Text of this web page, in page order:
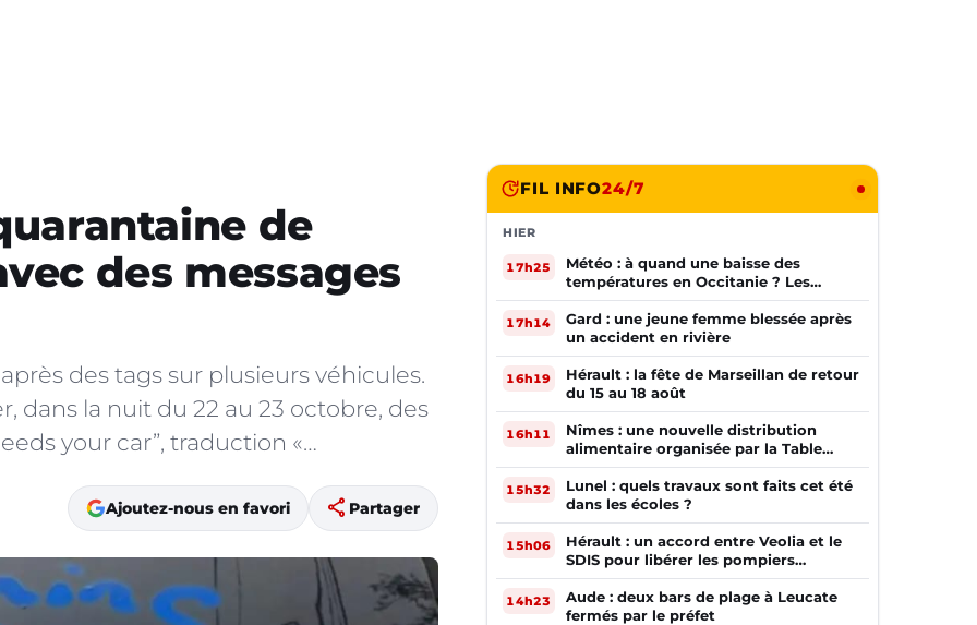
de
des messages
des tags sur plusieurs véhicules.
dans la nuit du 22 au 23 octobre, des
your car”, traduction «…
Ajoutez-nous en favori share Partager
FIL INFO24/7
HIER
17h25
Météo : à quand une baisse des
températures en Occitanie ? Les
prévisions
17h14
Gard : une jeune femme blessée après
un accident en rivière
16h19
Hérault : la fête de Marseillan de retour
du 15 au 18 août
16h11
Nîmes : une nouvelle distribution
alimentaire organisée par la Table
Ouverte
15h32
Lunel : quels travaux sont faits cet été
dans les écoles ?
15h06
Hérault : un accord entre Veolia et le
SDIS pour libérer les pompiers
volontaires
14h23
Aude : deux bars de plage à Leucate
fermés par le préfet